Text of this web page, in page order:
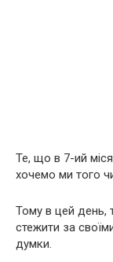
Те, що в 7-ий
хочемо ми того
Тому в цей день,
стежити за
думки.